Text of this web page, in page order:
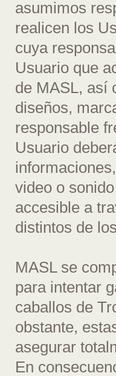
asumimos
realicen los
cuya
Usuario que
de MASL, así
diseños,
responsable
Usuario
video o
accesible a
distintos de
MASL se
para intentar
caballos de
obstante,
asegurar
En